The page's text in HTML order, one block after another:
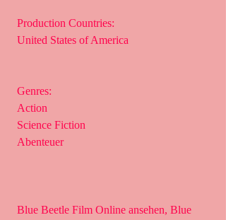
Production Countries:
United States of America
Genres:
Action
Science Fiction
Abenteuer